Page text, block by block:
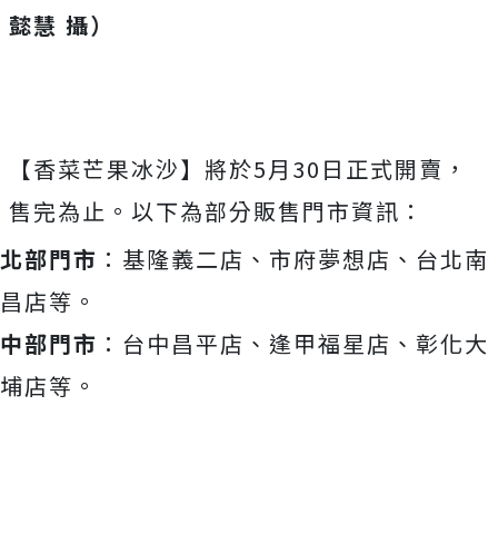
懿慧 攝）
【香菜芒果冰沙】將於5月30日正式開賣，
售完為止。以下為部分販售門市資訊：
北部門市 ：基隆義二店、市府夢想店、台北南
昌店等。
中部門市 ：台中昌平店、逢甲福星店、彰化大
埔店等。